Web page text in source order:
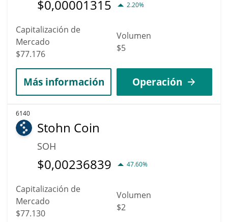
$0,00001315 2.20%
Capitalización de
Mercado
$77.176
Volumen
$5
Más información Operación
6140
Stohn Coin
SOH
$0,00236839 47.60%
Capitalización de
Mercado
$77.130
Volumen
$2